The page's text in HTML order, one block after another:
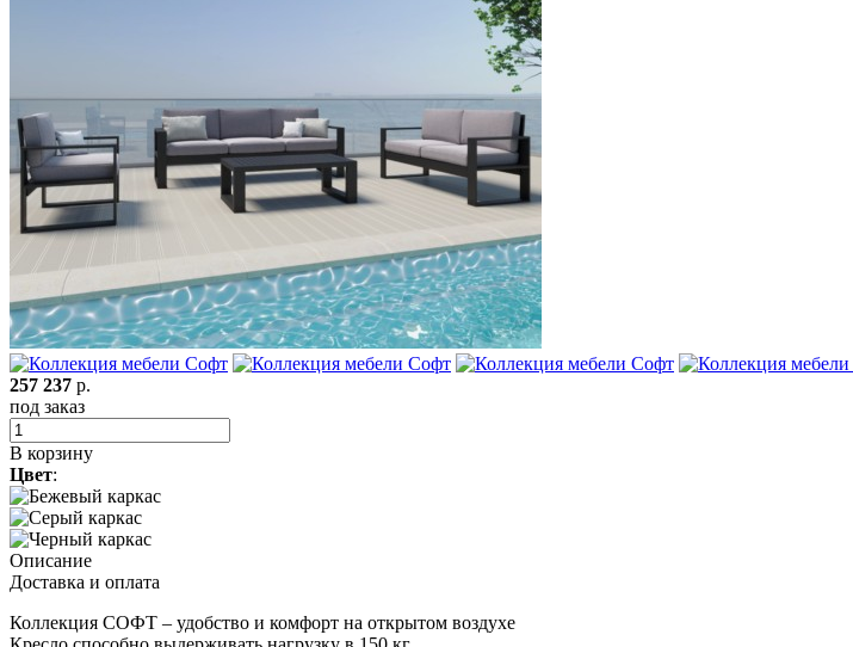
257 237 р.
под заказ
В корзину
Цвет:
Описание
Доставка и оплата
Коллекция СОФТ – удобство и комфорт на открытом воздухе